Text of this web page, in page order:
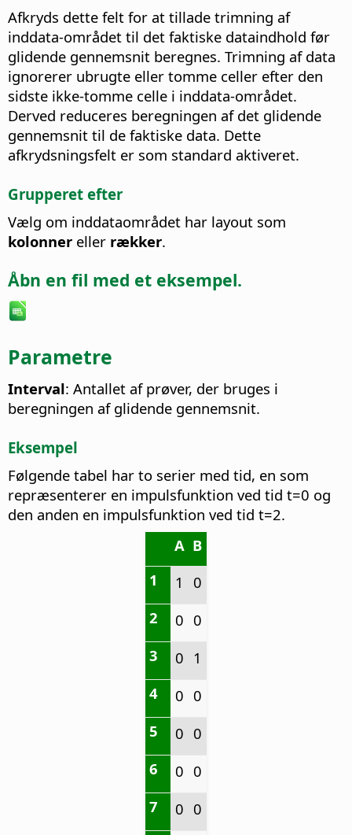
Afkryds dette felt for at tillade trimning af
inddata-området til det faktiske dataindhold før
glidende gennemsnit beregnes. Trimning af data
ignorerer ubrugte eller tomme celler efter den
sidste ikke-tomme celle i inddata-området.
Derved reduceres beregningen af det glidende
gennemsnit til de faktiske data. Dette
afkrydsningsfelt er som standard aktiveret.
Grupperet efter
Vælg om inddataområdet har layout som
kolonner eller rækker.
Åbn en fil med et eksempel.
Parametre
Interval: Antallet af prøver, der bruges i
beregningen af glidende gennemsnit.
Eksempel
Følgende tabel har to serier med tid, en som
repræsenterer en impulsfunktion ved tid t=0 og
den anden en impulsfunktion ved tid t=2.
A B
1
1
0
2
0 0
3
0 1
4
0 0
5
0 0
6
0 0
7
0 0